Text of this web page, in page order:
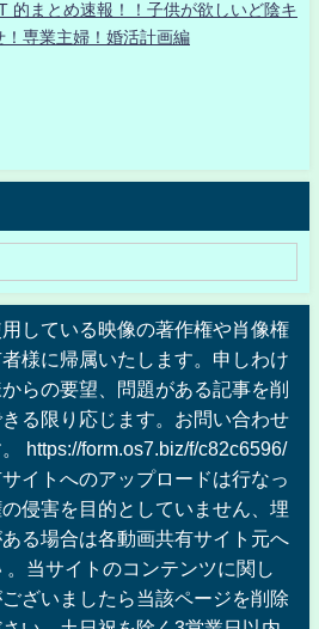
的まとめ速報！！子供が欲しいど陰キ
！専業主婦！婚活計画編
している映像の著作権や肖像権
様に帰属いたします。申しわけ
らの要望、問題がある記事を削
る限り応じます。お問い合わせ
https://form.os7.biz/f/c82c6596/
イトへのアップロードは行なっ
侵害を目的としていません、埋
る場合は各動画共有サイト元へ
当サイトのコンテンツに関し
ざいましたら当該ページを削除